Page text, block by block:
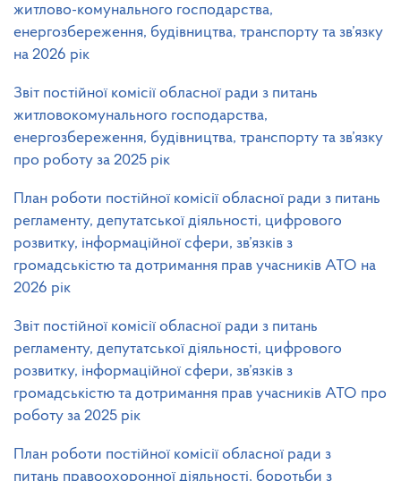
житлово-комунального господарства,
енергозбереження, будівництва, транспорту та зв’язку
на 2026 рік
Звіт постійної комісії обласної ради з питань
житловокомунального господарства,
енергозбереження, будівництва, транспорту та зв’язку
про роботу за 2025 рік
План роботи постійної комісії обласної ради з питань
регламенту, депутатської діяльності, цифрового
розвитку, інформаційної сфери, зв’язків з
громадськістю та дотримання прав учасників АТО на
2026 рік
Звіт постійної комісії обласної ради з питань
регламенту, депутатської діяльності, цифрового
розвитку, інформаційної сфери, зв’язків з
громадськістю та дотримання прав учасників АТО про
роботу за 2025 рік
План роботи постійної комісії обласної ради з
питань правоохоронної діяльності, боротьби з